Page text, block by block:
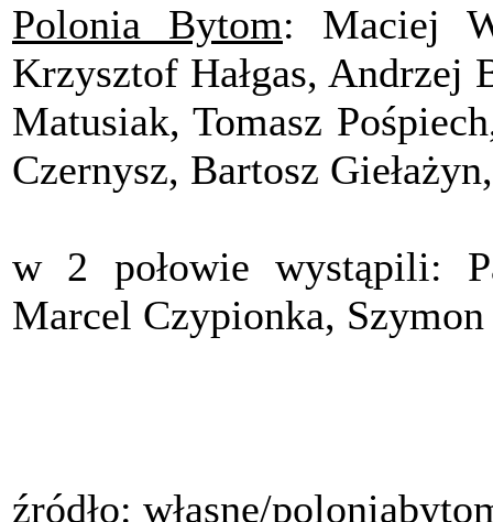
Polonia Bytom: Maciej
Krzysztof Hałgas, Andrzej
Matusiak, Tomasz
Czernysz, Bartosz
w 2 połowie wystąpili:
Marcel Czypionka,
źródło: własne/